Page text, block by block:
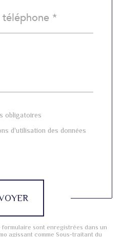
obligatoires
d'utilisation des données
sont enregistrées dans un
agissant comme Sous-traitant du